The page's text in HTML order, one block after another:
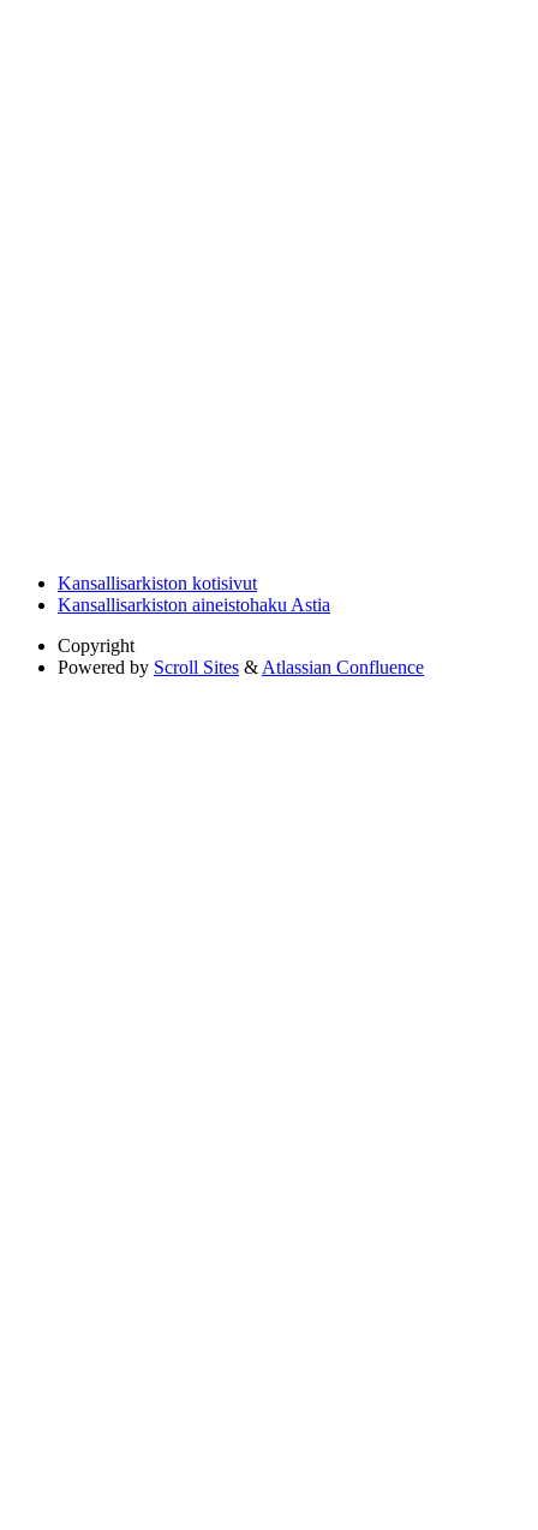
Kansallisarkiston kotisivut
Kansallisarkiston aineistohaku Astia
Copyright
Powered by Scroll Sites & Atlassian Confluence